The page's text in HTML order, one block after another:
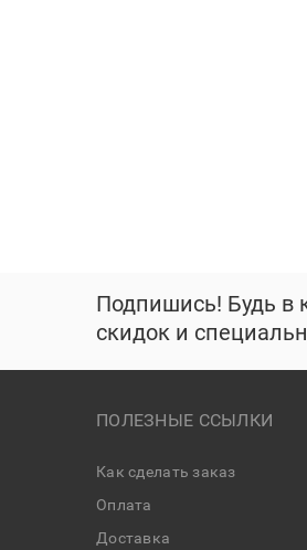
Подпишись! Будь в
скидок и
ПОЛЕЗНЫЕ ССЫЛКИ
Как сделать заказ
Оплата
Доставка